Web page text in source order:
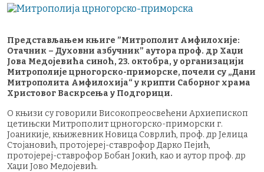
Представљањем књиге ”Митрополит Амфилохије:
Отачник – Духовни азбучник” аутора проф. др Хаџи
Јова Медојевића синоћ, 23. октобра, у организацији
Митрополије црногорско-приморске, почели су „Дани
Митрополита Амфилохија“ у крипти Саборног храма
Христовог Васкрсења у Подгорици.
О књизи су говорили Високопреосвећени Архиепископ
цетињски Митрополит црногорско-приморски г.
Јоаникије, књижевник Новица Соврлић, проф. др Јелица
Стојановић, протојереј-ставрофор Дарко Пејић,
протојереј-ставрофор Бобан Јокић, као и аутор проф. др
Хаџи Јово Медојевић.